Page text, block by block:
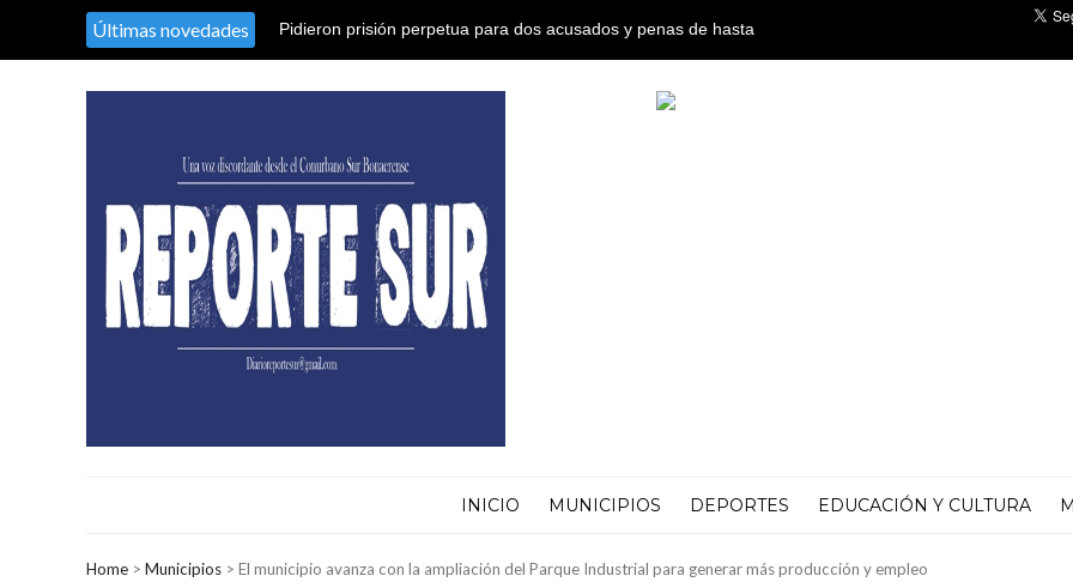
Últimas novedades
Pidieron prisión perpetua para dos acusados y penas de hasta
INICIO MUNICIPIOS DEPORTES EDUCACIÓN Y CULTURA
Home > Municipios > El municipio avanza con la ampliación del Parque Industrial para generar más producción y empleo